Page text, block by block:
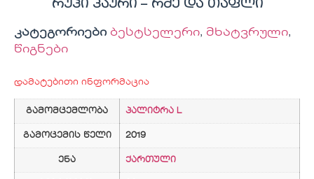
რუპი კაური – რძე და თაფლი
კატეგორიები ბესტსელერი, მხატვრული,
წიგნები
დამატებითი ინფორმაცია
გამომცემლობა პალიტრა L
გამოცემის წელი 2019
ენა ქართული